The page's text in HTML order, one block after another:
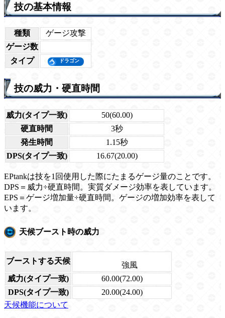
技の基本情報
種類
ゲージ攻撃
ゲージ数
タイプ
技の威力・硬直時間
威力(タイプ一致)
50(60.00)
硬直時間
3秒
発生時間
1.15秒
DPS(タイプ一致)
16.67(20.00)
EPtankは技を1回使用した際にたまるゲージ量のことです。
DPS＝威力÷硬直時間。実質ダメージ効率を表しています。
EPS＝ゲージ増加量÷硬直時間。ゲージの増加効率を表して
います。
天候ブースト時の威力
ブーストする天候
強風
威力(タイプ一致)
60.00(72.00)
DPS(タイプ一致)
20.00(24.00)
天候機能について